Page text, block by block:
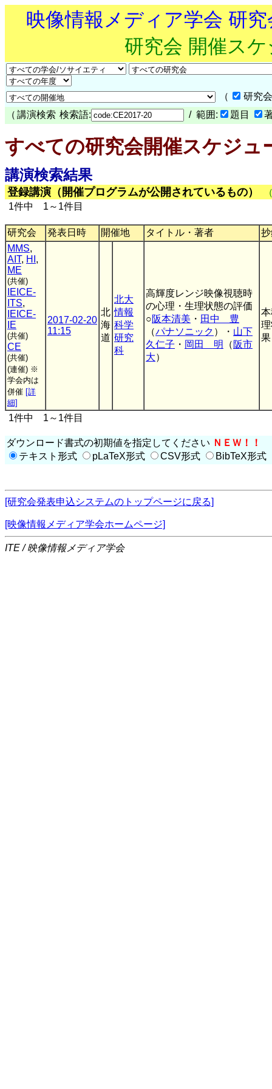
映像情報メディア学会 研
研究会 開催ス
（
研究
（ 講演検索 検索語: / 範囲: 題目
すべての研究会開催スケジュ
講演検索結果
登録講演（開催プログラムが公開されているもの）
1件中 1～1件目
研究会 発表日時 開催地 タイトル・著者
MMS,
AIT, HI ,
ME
(共催)
IEICE-
ITS,
IEICE-
IE
(共催)
CE
(共催)
(連催) ※
学会内は
併催 [詳
細]
2017-02-20
11:15
北
海
道
北大
情報
科学
研究
科
高輝度レンジ映像視聴時
の心理・生理状態の評価
○阪本清美 ・ 田中 豊
（パナソニック ）・ 山下
久仁子 ・ 岡田 明 （ 阪市
大）
1件中 1～1件目
ダウンロード書式の初期値を指定してください ＮＥＷ！！
テキスト形式
pLaTeX形式 CSV形式 BibTeX形式
[研究会発表申込システムのトップページに戻る]
[映像情報メディア学会ホームページ]
ITE / 映像情報メディア学会